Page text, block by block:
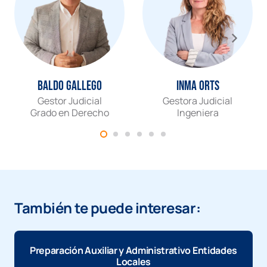
Baldo Gallego
Gestor Judicial
Grado en Derecho
Inma Orts
Gestora Judicial
Ingeniera
También te puede interesar:
Preparación Auxiliar y Administrativo Entidades
Locales